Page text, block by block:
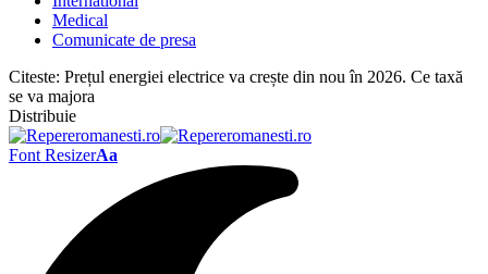
Medical
Comunicate de presa
Citeste: Prețul energiei electrice va crește din nou în 2026. Ce taxă
se va majora
Distribuie
Font ResizerAa